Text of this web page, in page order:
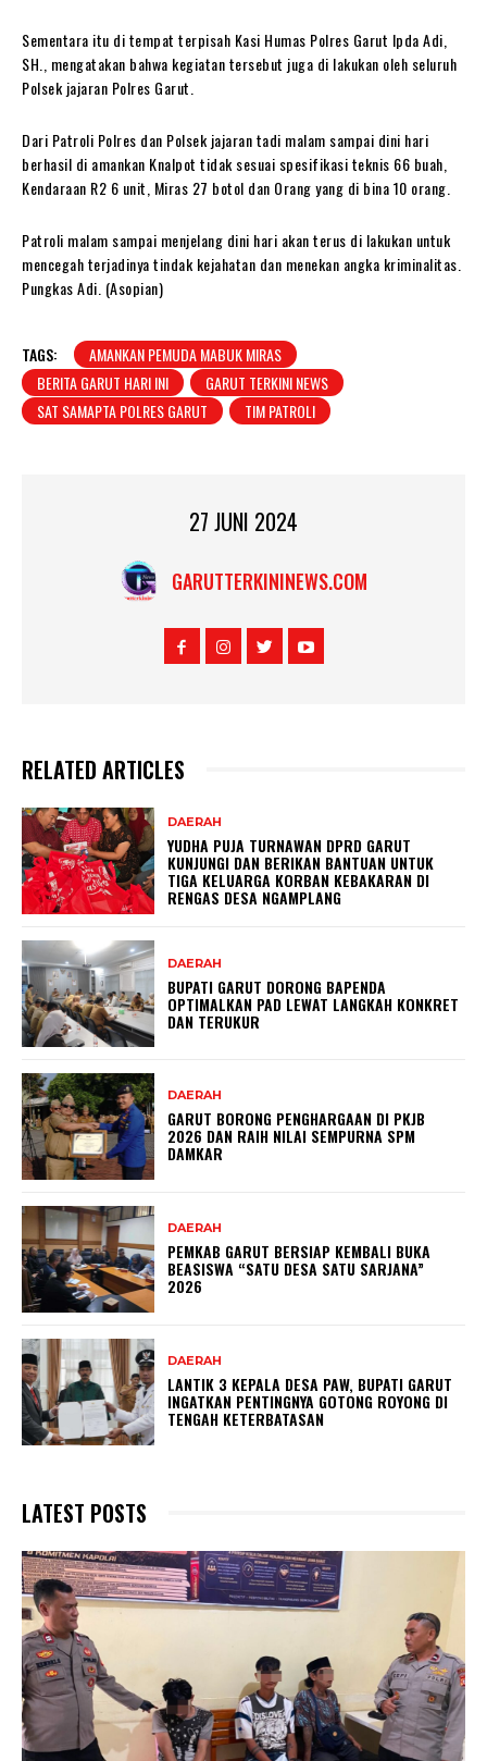
Sementara itu di tempat terpisah Kasi Humas Polres Garut Ipda Adi,
SH., mengatakan bahwa kegiatan tersebut juga di lakukan oleh seluruh
Polsek jajaran Polres Garut.
Dari Patroli Polres dan Polsek jajaran tadi malam sampai dini hari
berhasil di amankan Knalpot tidak sesuai spesifikasi teknis 66 buah,
Kendaraan R2 6 unit, Miras 27 botol dan Orang yang di bina 10 orang.
Patroli malam sampai menjelang dini hari akan terus di lakukan untuk
mencegah terjadinya tindak kejahatan dan menekan angka kriminalitas.
Pungkas Adi. (Asopian)
TAGS:
AMANKAN PEMUDA MABUK MIRAS
BERITA GARUT HARI INI
GARUT TERKINI NEWS
SAT SAMAPTA POLRES GARUT
TIM PATROLI
27 JUNI 2024
GARUTTERKININEWS.COM
RELATED ARTICLES
DAERAH
YUDHA PUJA TURNAWAN DPRD GARUT
KUNJUNGI DAN BERIKAN BANTUAN UNTUK
TIGA KELUARGA KORBAN KEBAKARAN DI
RENGAS DESA NGAMPLANG
DAERAH
BUPATI GARUT DORONG BAPENDA
OPTIMALKAN PAD LEWAT LANGKAH KONKRET
DAN TERUKUR
DAERAH
GARUT BORONG PENGHARGAAN DI PKJB
2026 DAN RAIH NILAI SEMPURNA SPM
DAMKAR
DAERAH
PEMKAB GARUT BERSIAP KEMBALI BUKA
BEASISWA “SATU DESA SATU SARJANA”
2026
DAERAH
LANTIK 3 KEPALA DESA PAW, BUPATI GARUT
INGATKAN PENTINGNYA GOTONG ROYONG DI
TENGAH KETERBATASAN
LATEST POSTS